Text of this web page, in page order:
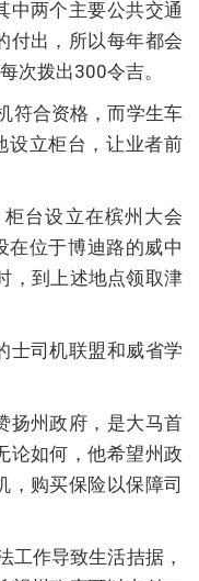
中两个主要公共交通
付出，所以每年都会
次拨出300令吉。
符合资格，而学生车
设立柜台，让业者前
台设立在槟州大会
位于博迪路的威中
，到上述地点领取津
士司机联盟和威省学
扬州政府，是大马首
论如何，他希望州政
，购买保险以保障司
工作导致生活拮据，